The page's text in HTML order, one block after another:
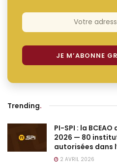
Trending.
PI-SPI : la
2026 — 80
autorisées dans
2 AVRIL 2026